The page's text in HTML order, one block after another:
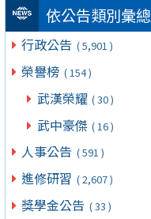
依公告類別彙總
行政公告 ( 5,901 )
榮譽榜 ( 154 )
武漢榮耀 ( 30 )
武中豪傑 ( 16 )
人事公告 ( 591 )
進修研習 ( 2,607 )
獎學金公告 ( 33 )